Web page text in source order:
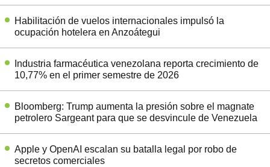
Habilitación de vuelos internacionales impulsó la
ocupación hotelera en Anzoátegui
Industria farmacéutica venezolana reporta crecimiento de
10,77% en el primer semestre de 2026
Bloomberg: Trump aumenta la presión sobre el magnate
petrolero Sargeant para que se desvincule de Venezuela
Apple y OpenAI escalan su batalla legal por robo de
secretos comerciales